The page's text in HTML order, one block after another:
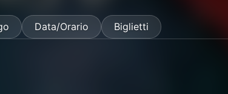
Data/Orario Biglietti